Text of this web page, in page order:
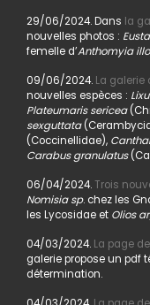
29/06/2024. Dans la
nouvelles photos :
femelle d’Anthomyia
09/06/2024.La galerie
nouvelles espèces :
Plateumaris sericea
sexguttata
(Coccinellidae),
Carabus granulatus
06/04/2024.Trois
Nomisia sp. chez les
les Lycosidae et Olios
04/03/2024. La page
galerie propose un pdf
détermination.